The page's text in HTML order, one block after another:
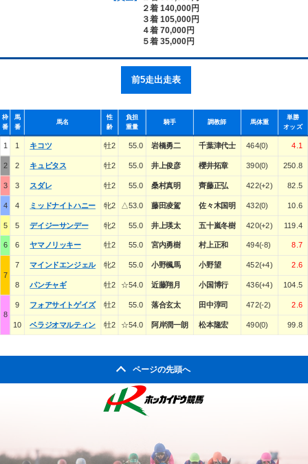
２着 140,000円
３着 105,000円
４着 70,000円
５着 35,000円
前5走出走表
枠
番
馬
番
馬名
性
齢
負担
重量
騎手 調教師 馬体重
単勝
オッズ
1 1 キコツ 牡2 55.0 岩橋勇二 千葉津代士 464(0) 4.1
2 2 キュピタス 牡2 55.0 井上俊彦 櫻井拓章 390(0) 250.8
3 3 スダレ 牡2 55.0 桑村真明 齊藤正弘 422(+2) 82.5
4 4 ミッドナイトハニー 牝2 △53.0 藤田凌駕 佐々木国明 432(0) 10.6
5 5 デイジーサンデー 牝2 55.0 井上瑛太 五十嵐冬樹 420(+2) 119.4
6 6 ヤマノリッキー 牡2 55.0 宮内勇樹 村上正和 494(-8) 8.7
7
7 マインドエンジェル 牝2 55.0 小野楓馬 小野望 452(+4) 2.6
8 パンチャギ 牡2 ☆54.0 近藤翔月 小国博行 436(+4) 104.5
8
9 フォアサイトゲイズ 牡2 55.0 落合玄太 田中淳司 472(-2) 2.6
10 ベラジオマルティン 牡2 ☆54.0 阿岸潤一朗 松本隆宏 490(0) 99.8
ページの先頭へ